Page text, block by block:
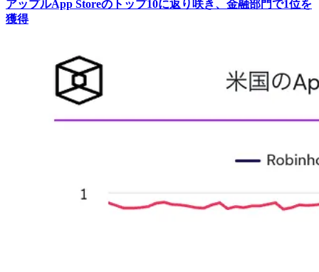
アップルApp Storeのトップ10に返り咲き、金融部門で1位を
獲得